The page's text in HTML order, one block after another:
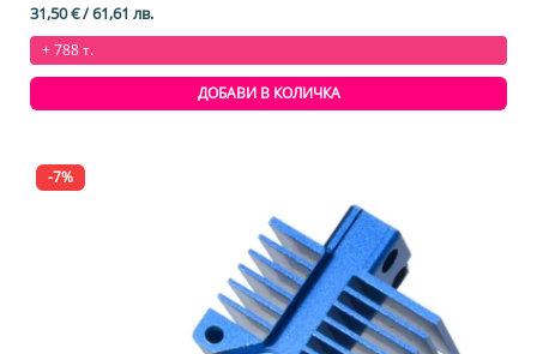
31,50€/ 61,61 лв.
+ 788 т.
ДОБАВИ В КОЛИЧКА
-7%